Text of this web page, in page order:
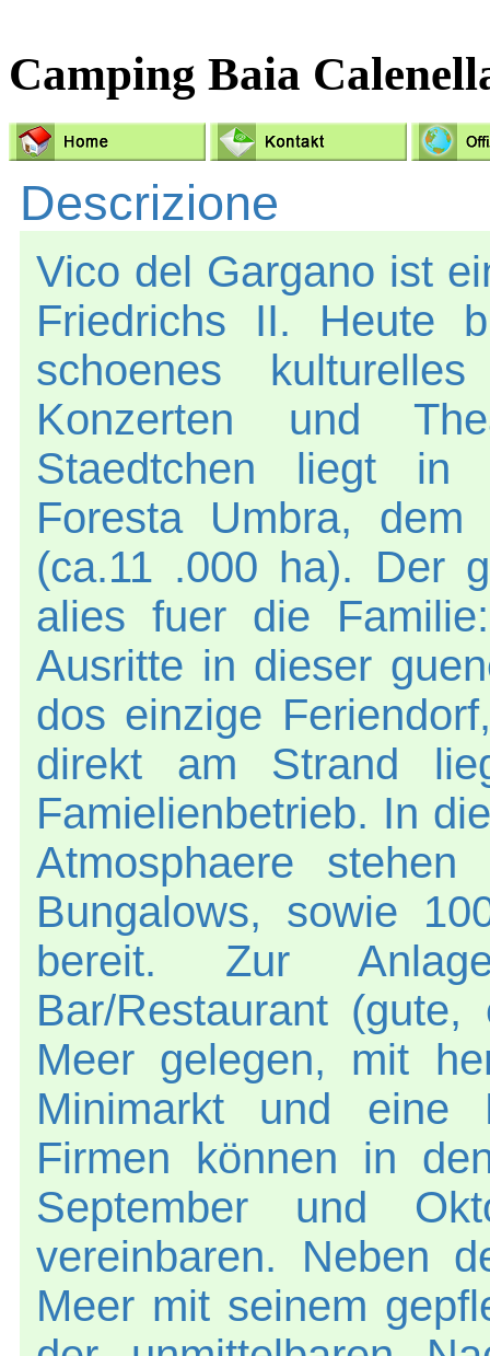
Camping Baia
Descrizione
Vico del Gargano ist
Friedrichs II. Heute
schoenes
Konzerten und
Staedtchen liegt in
Foresta Umbra, dem
(ca.11 .000 ha). Der
alies fuer die
Ausritte in dieser
dos einzige
direkt am Strand
Famielienbetrieb. In
Atmosphaere
Bungalows, sowie
bereit. Zur
Bar/Restaurant
Meer gelegen, mit
Minimarkt und eine
Firmen können in
September und
vereinbaren. Neben
Meer mit seinem